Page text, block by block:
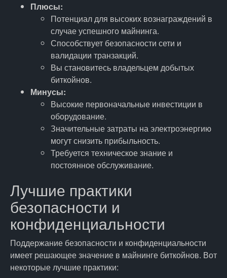
Плюсы:
Потенциал для высоких вознаграждений в
случае успешного майнинга.
Способствует безопасности сети и
валидации транзакций.
Вы становитесь владельцем добытых
биткойнов.
Минусы:
Высокие первоначальные инвестиции в
оборудование.
Значительные затраты на электроэнергию
могут снизить прибыльность.
Требуется техническое знание и
постоянное обслуживание.
Лучшие практики
безопасности и
конфиденциальности
Поддержание безопасности и конфиденциальности
имеет решающее значение в майнинге биткойнов. Вот
некоторые лучшие практики: